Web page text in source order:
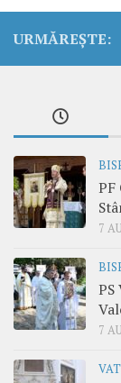
URMĂREȘTE:
PF
7
PS
7